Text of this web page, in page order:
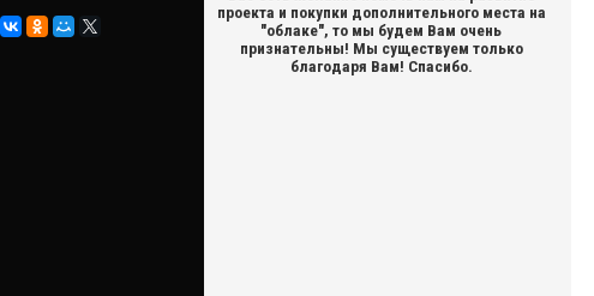
проекта и покупки дополнительного места на
"облаке", то мы будем Вам очень
признательны! Мы существуем только
благодаря Вам! Спасибо.